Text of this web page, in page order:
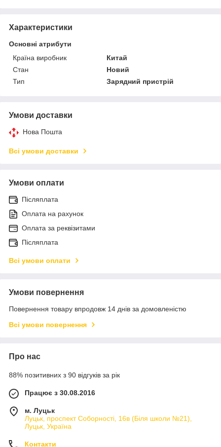
Характеристики
Основні атрибути
Країна виробник
Китай
Стан
Новий
Тип
Зарядний пристрій
Умови доставки
Нова Пошта
Всі умови доставки
Умови оплати
Післяплата
Оплата на рахунок
Оплата за реквізитами
Післяплата
Всі умови оплати
Умови повернення
Повернення товару впродовж 14 днів за домовленістю
Всі умови повернення
Про нас
88% позитивних з 90 відгуків за рік
Працює з 30.08.2016
м. Луцьк
Луцьк, проспект Соборності, 16в (Біля школи №21),
Луцьк, Україна
Контакти